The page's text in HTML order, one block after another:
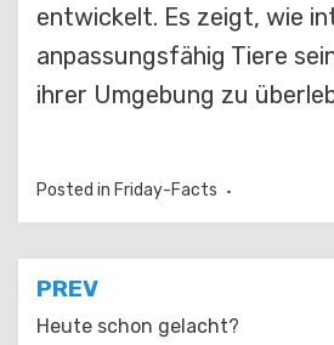
entwickelt. Es zeigt, wie
anpassungsfähig Tiere
ihrer Umgebung zu
Posted in Friday-Facts
Beitragsnavigation
PREV
Heute schon gelacht?